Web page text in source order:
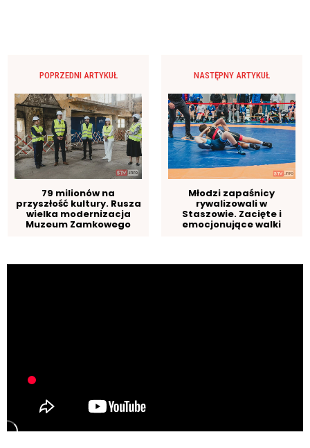
POPRZEDNI ARTYKUŁ
79 milionów na
przyszłość kultury. Rusza
wielka modernizacja
Muzeum Zamkowego
NASTĘPNY ARTYKUŁ
Młodzi zapaśnicy
rywalizowali w
Staszowie. Zacięte i
emocjonujące walki